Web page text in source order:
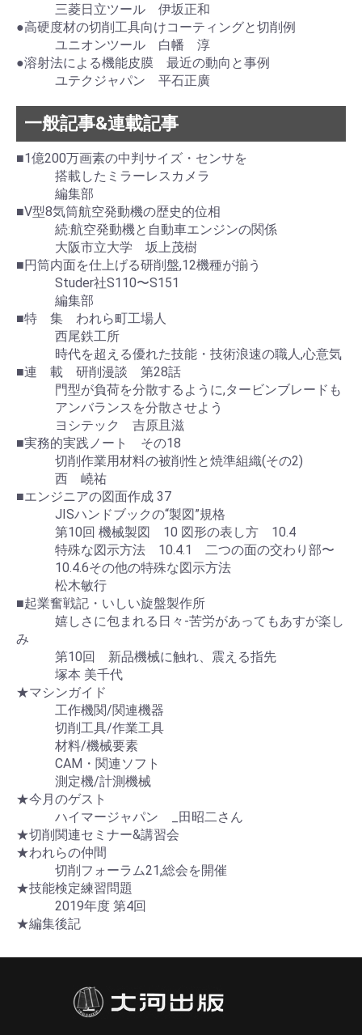
一般記事&連載記事
■1億200万画素の中判サイズ・センサを
搭載したミラーレスカメラ
編集部
■V型8気筒航空発動機の歴史的位相
続:航空発動機と自動車エンジンの関係
大阪市立大学 坂上茂樹
■円筒内面を仕上げる研削盤,12機種が揃う
Studer社S110〜S151
編集部
■特 集 われら町工場人
西尾鉄工所
時代を超える優れた技能・技術浪速の職人,心意気
■連 載 研削漫談 第28話
門型が負荷を分散するように,タービンブレードも
アンバランスを分散させよう
ヨシテック 吉原且滋
■実務的実践ノート その18
切削作業用材料の被削性と焼準組織(その2)
西 嶢祐
■エンジニアの図面作成 37
JISハンドブックの“製図”規格
第10回 機械製図 10 図形の表し方 10.4
特殊な図示方法 10.4.1 二つの面の交わり部〜
10.4.6その他の特殊な図示方法
松木敏行
■起業奮戦記・いしい旋盤製作所
嬉しさに包まれる日々-苦労があってもあすが楽し
み
第10回 新品機械に触れ、震える指先
塚本 美千代
★マシンガイド
工作機関/関連機器
切削工具/作業工具
材料/機械要素
CAM・関連ソフト
測定機/計測機械
★今月のゲスト
ハイマージャパン _田昭二さん
★切削関連セミナー&講習会
★われらの仲間
切削フォーラム21,総会を開催
★技能検定練習問題
2019年度 第4回
★編集後記
三菱日立ツール 伊坂正和
●高硬度材の切削工具向けコーティングと切削例
ユニオンツール 白幡 淳
●溶射法による機能皮膜 最近の動向と事例
ユテクジャパン 平石正廣